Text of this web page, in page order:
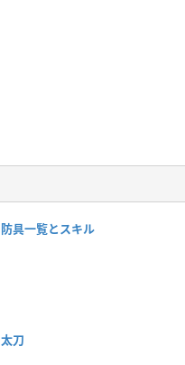
防具一覧とスキル
太刀